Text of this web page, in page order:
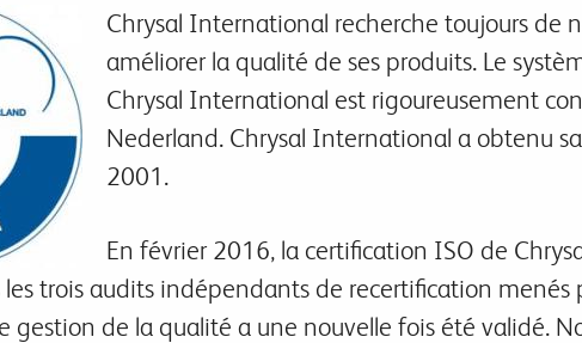
Chrysal International recherche toujours de
améliorer la qualité de ses produits. Le
Chrysal International est rigoureusement
Nederland. Chrysal International a obtenu
2001.
En février 2016, la certification ISO de
les trois audits indépendants de recertification
gestion de la qualité a une nouvelle fois été validé.